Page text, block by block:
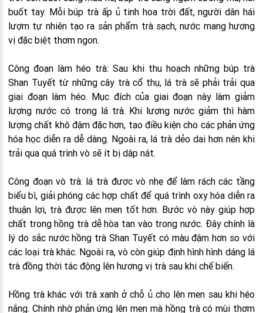
buốt tay. Mỗi búp trà ấp ủ tinh hoa trời đất, người dân hái
lượm tự nhiên tạo ra sản phẩm trà sạch, nước mang hương
vị đặc biệt thơm ngon.
Công đoạn làm héo trà: Sau khi thu hoạch những búp trà
Shan Tuyết từ những cây trà cổ thụ, lá trà sẽ phải trải qua
giai đoạn làm héo. Mục đích của giai đoạn này làm giảm
lượng nước có trong lá trà. Khi lượng nước giảm thì hàm
lượng chất khô đậm đặc hơn, tạo điều kiện cho các phản ứng
hóa học diễn ra dễ dàng. Ngoài ra, lá trà dẻo dai hơn nên khi
trải qua quá trình vò sẽ ít bị dập nát.
Công đoạn vò trà: lá trà được vò nhẹ để làm rách các tầng
biểu bì, giải phóng các hợp chất để quá trình oxy hóa diễn ra
thuận lợi, trà được lên men tốt hơn. Bước vò này giúp hợp
chất trong hồng trà dễ hòa tan vào trong nước. Đây chính là
lý do sắc nước hồng trà Shan Tuyết có màu đậm hơn so với
các loại trà khác. Ngoài ra, vò còn giúp định hình hình dáng lá
trà đồng thời tác động lên hương vị trà sau khi chế biến.
Hồng trà khác với trà xanh ở chỗ ủ cho lên men sau khi héo
nắng. Chính nhờ phản ứng lên men mà hồng trà có mùi thơm